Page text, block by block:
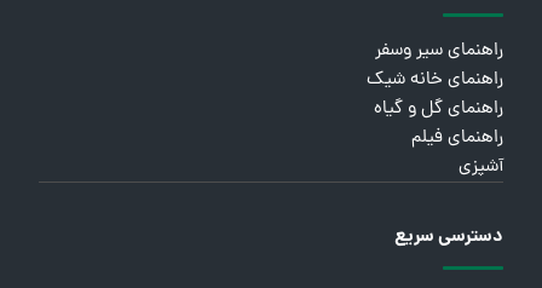
راهنمای سیر وسفر
راهنمای خانه شیک
راهنمای گل و گیاه
راهنمای فیلم
آشپزی
دسترسی سریع